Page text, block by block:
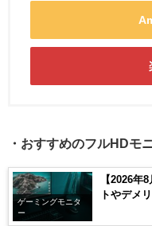
・おすすめのフルHDモ
ゲーミングモニタ
ー
【2026年
トやデメ